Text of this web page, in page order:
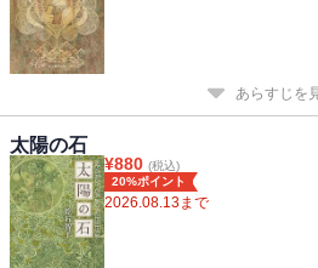
あらすじを
太陽の石
¥880 (税込)
20%ポイント
2026.08.13まで